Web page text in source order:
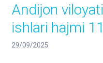
Andijon
ishlari hajmi
29/09/2025